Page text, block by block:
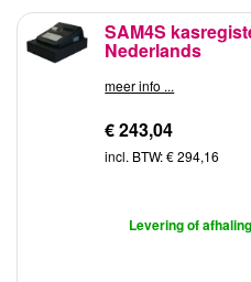
SAM4S
Nederlands
meer info ...
€ 243,04
incl. BTW: € 294,16
Levering of